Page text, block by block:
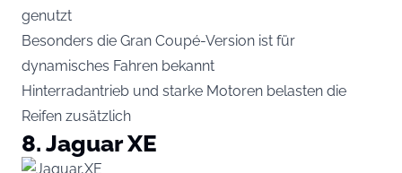
genutzt
Besonders die Gran Coupé-Version ist für
dynamisches Fahren bekannt
Hinterradantrieb und starke Motoren belasten die
Reifen zusätzlich
8. Jaguar XE